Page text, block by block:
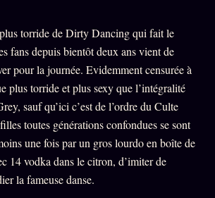
12 PRODUITS
LIVE
torride de Dirty Dancing qui fait le
fans depuis bientôt deux ans vient de
pour la journée. Evidemment censurée à
plus torride et plus sexy que l’intégralité
sauf qu’ici c’est de l’ordre du Culte
toutes générations confondues se sont
une fois par un gros lourdo en boîte de
14 vodka dans le citron, d’imiter de
la fameuse danse.